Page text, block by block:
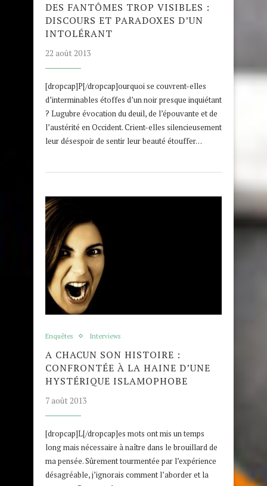
DES FANTÔMES TROP VISIBLES :
DISCOURS ET PARADOXES D’UN
INTOLÉRANT
22 août 2013
[dropcap]P[/dropcap]ourquoi se couvrent-elles
d’interminables étoffes d’un noir presque inquiétant
? Lugubre évocation du deuil, de l’épouvante et de
l’austérité en Occident. Crient-elles silencieusement
leur désespoir de sentir leur beauté étouffer…
Enquêtes Interviews
A CHACUN SON HISTOIRE :
CONFRONTÉE À LA HAINE D’UNE
HYSTÉRIQUE ISLAMOPHOBE
7 août 2013
[dropcap]L[/dropcap]es mots ont mis un temps
long mais nécessaire à naître dans le brouillard de
ma pensée. Sûrement tourmentée par l’expérience
désagréable, j’ignorais comment l’aborder et la